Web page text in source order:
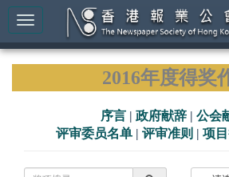
2016年度得奖
序言 | 政府献辞 | 公会
评审委员名单 | 评审准则 | 项